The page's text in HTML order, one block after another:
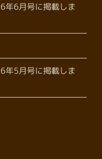
年6月号に掲載しま
年5月号に掲載しま